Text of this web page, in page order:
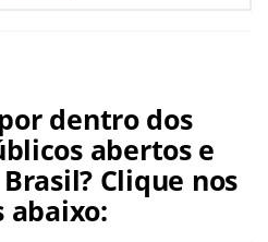
dentro dos
abertos e
Clique nos
abaixo: